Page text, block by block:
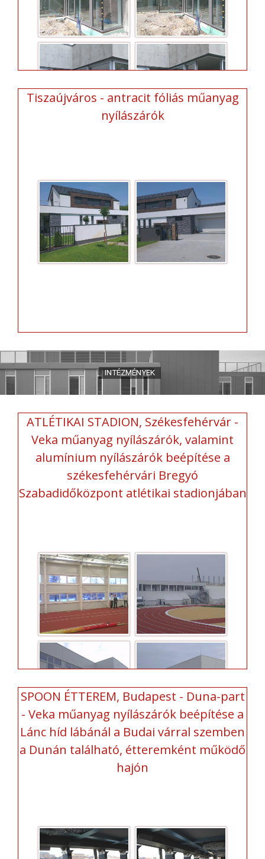
Tiszaújváros - antracit fóliás műanyag
nyílászárók
ATLÉTIKAI STADION, Székesfehérvár -
Veka műanyag nyílászárók, valamint
alumínium nyílászárók beépítése a
székesfehérvári Bregyó
Szabadidőközpont atlétikai stadionjában
SPOON ÉTTEREM, Budapest - Duna-part
- Veka műanyag nyílászárók beépítése a
Lánc híd lábánál a Budai várral szemben
a Dunán található, étteremként működő
hajón